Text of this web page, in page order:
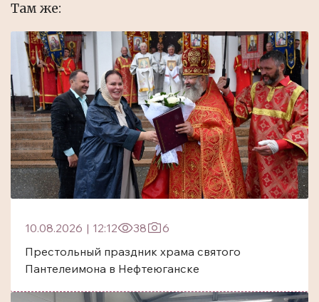
Там же:
10.08.2026 | 12:12 38
6
Престольный праздник храма святого
Пантелеимона в Нефтеюганске